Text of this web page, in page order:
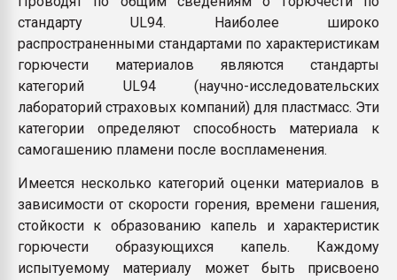
бутылок
ПЕРЕЙТИ НА
стандарту UL94. Наиболее широко
распространенными стандартами по характеристикам
горючести материалов являются стандарты
категорий UL94 (научно-исследовательских
лабораторий страховых компаний) для пластмасс. Эти
категории определяют способность материала к
самогашению пламени после воспламенения.
Имеется несколько категорий оценки материалов в
зависимости от скорости горения, времени гашения,
стойкости к образованию капель и характеристик
горючести образующихся капель. Каждому
испытуемому материалу может быть присвоено